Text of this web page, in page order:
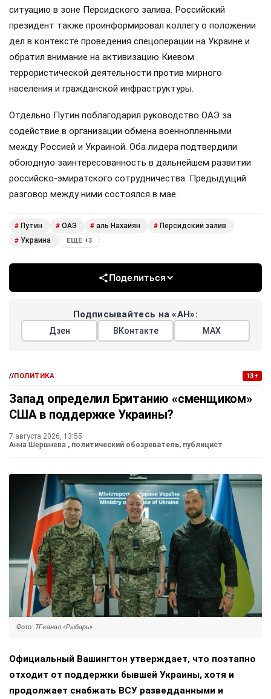
ситуацию в зоне Персидского залива. Российский
президент также проинформировал коллегу о положении
дел в контексте проведения спецоперации на Украине и
обратил внимание на активизацию Киевом
террористической деятельности против мирного
населения и гражданской инфраструктуры.
Отдельно Путин поблагодарил руководство ОАЭ за
содействие в организации обмена военнопленными
между Россией и Украиной. Оба лидера подтвердили
обоюдную заинтересованность в дальнейшем развитии
российско-эмиратского сотрудничества. Предыдущий
разговор между ними состоялся в мае.
# Путин # ОАЭ # аль Нахайян # Персидский залив
# Украина ЕЩЕ +3
Поделиться
Подписывайтесь на «АН»:
Дзен ВКонтакте МАХ
//ПОЛИТИКА 13+
Запад определил Британию «сменщиком»
США в поддержке Украины?
7 августа 2026, 13:55
Анна Шершнева , политический обозреватель, публицист
Фото: ТГ-канал «Рыбарь»
Официальный Вашингтон утверждает, что поэтапно
отходит от поддержки бывшей Украины, хотя и
продолжает снабжать ВСУ разведданными и